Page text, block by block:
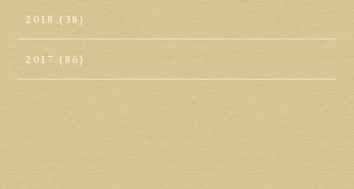
2018 (38)
2017 (86)